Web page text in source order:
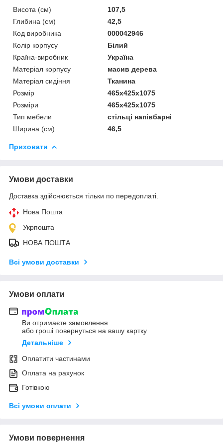
Висота (см)
107,5
Глибина (см)
42,5
Код виробника
000042946
Колір корпусу
Білий
Країна-виробник
Україна
Матеріал корпусу
масив дерева
Матеріал сидіння
Тканина
Розмір
465x425x1075
Розміри
465x425x1075
Тип мебели
стільці напівбарні
Ширина (см)
46,5
Приховати
Умови доставки
Доставка здійснюється тільки по передоплаті.
Нова Пошта
Укрпошта
НОВА ПОШТА
Всі умови доставки
Умови оплати
Ви отримаєте замовлення
або гроші повернуться на вашу картку
Детальніше
Оплатити частинами
Оплата на рахунок
Готівкою
Всі умови оплати
Умови повернення